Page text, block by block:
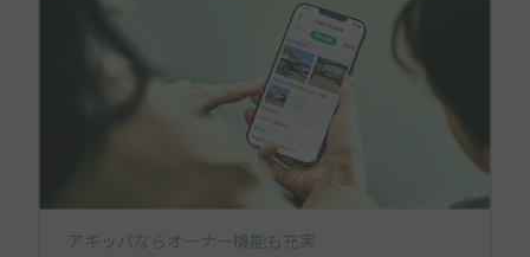
アキッパならオーナー機能も充実